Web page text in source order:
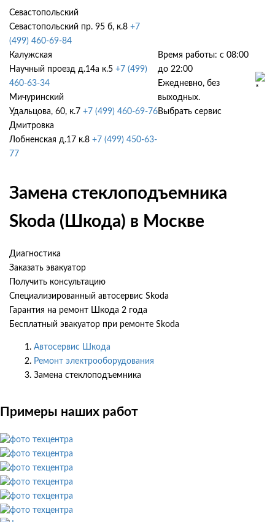
Севастопольский
Севастопольский пр. 95 б, к.8 +7
(499) 460-69-84
Калужская
Научный проезд д.14а к.5 +7 (499)
460-63-34
Мичуринский
Удальцова, 60, к.7 +7 (499) 460-69-76
Дмитровка
Лобненская д.17 к.8 +7 (499) 450-63-
77
Время работы: с 08:00
до 22:00
Ежедневно, без
выходных.
Выбрать сервис
Замена стеклоподъемника
Skoda (Шкода) в Москве
Диагностика
Заказать эвакуатор
Получить консультацию
Специализированный автосервис Skoda
Гарантия на ремонт Шкода 2 года
Бесплатный эвакуатор при ремонте Skoda
Автосервис Шкода
Ремонт электрооборудования
Замена стеклоподъемника
Примеры наших работ